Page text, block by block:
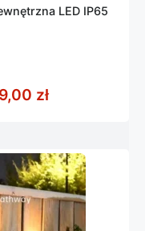
LED IP65
złZakres cen: